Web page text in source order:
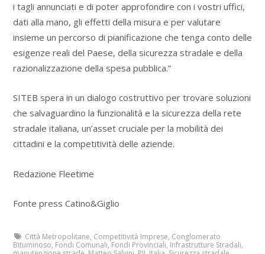
i tagli annunciati e di poter approfondire con i vostri uffici,
dati alla mano, gli effetti della misura e per valutare
insieme un percorso di pianificazione che tenga conto delle
esigenze reali del Paese, della sicurezza stradale e della
razionalizzazione della spesa pubblica.”
SITEB spera in un dialogo costruttivo per trovare soluzioni
che salvaguardino la funzionalità e la sicurezza della rete
stradale italiana, un’asset cruciale per la mobilità dei
cittadini e la competitività delle aziende.
Redazione Fleetime
Fonte press Catino&Giglio
Città Metropolitane, Competitività Imprese, Conglomerato
Bituminoso, Fondi Comunali, Fondi Provinciali, Infrastrutture Stradali,